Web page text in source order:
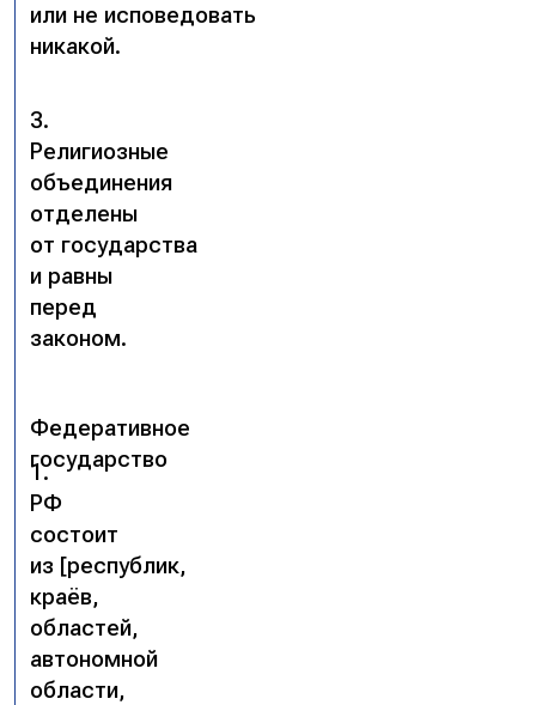
или не исповедовать
никакой.
3.
Религиозные
объединения
отделены
от государства
и равны
перед
законом.
Федеративное
государство
1.
РФ
состоит
из [республик,
краёв,
областей,
автономной
области,